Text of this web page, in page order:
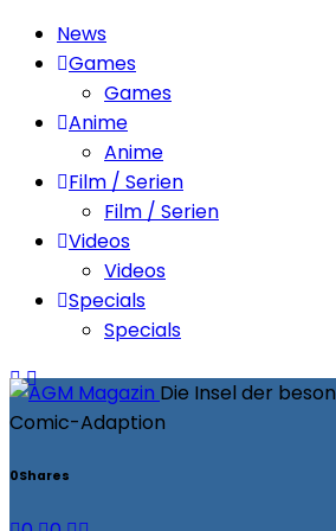
News
Games
Games
Anime
Anime
Film / Serien
Film / Serien
Videos
Videos
Specials
Specials
Die Insel der
Comic-Adaption
0Shares